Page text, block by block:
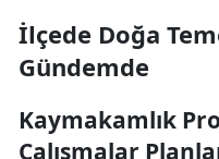
İlçede Doğa
Gündemde
Kaymakamlık
Çalışmalar